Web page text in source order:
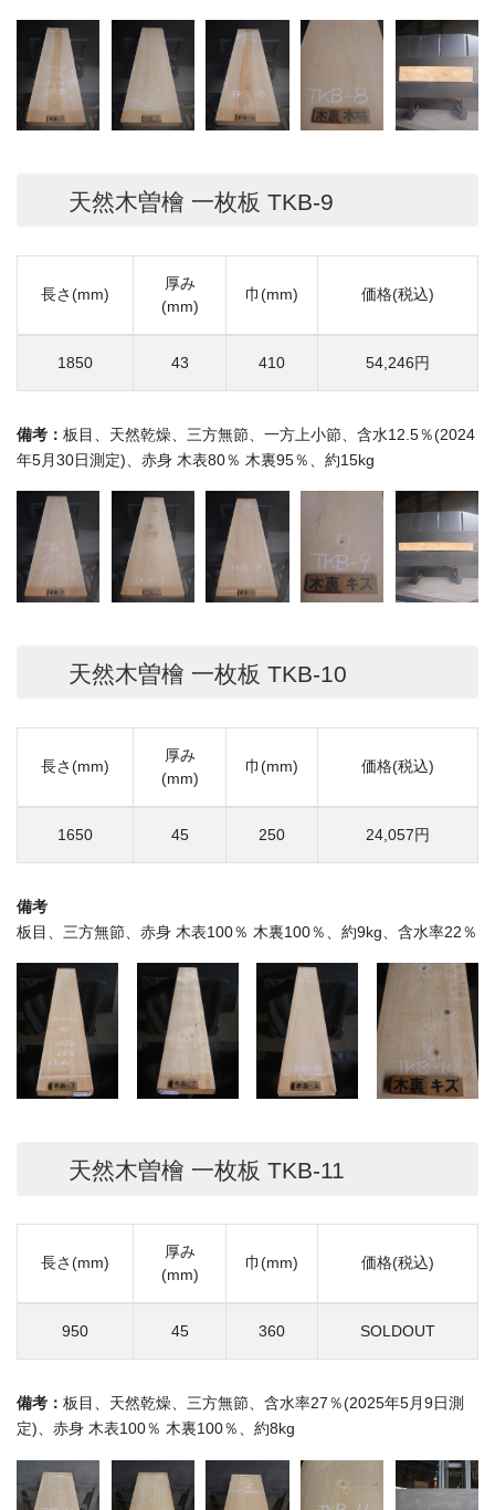
天然木曽檜 一枚板 TKB-9
長さ(mm)
厚み
(mm)
巾(mm) 価格(税込)
1850 43 410 54,246円
備考： 板目、天然乾燥、三方無節、一方上小節、含水12.5％(2024
年5月30日測定)、赤身 木表80％ 木裏95％、約15kg
天然木曽檜 一枚板 TKB-10
長さ(mm)
厚み
(mm)
巾(mm) 価格(税込)
1650 45 250 24,057円
備考
板目、三方無節、赤身 木表100％ 木裏100％、約9kg、含水率22％
天然木曽檜 一枚板 TKB-11
長さ(mm)
厚み
(mm)
巾(mm) 価格(税込)
950 45 360 SOLDOUT
備考： 板目、天然乾燥、三方無節、含水率27％(2025年5月9日測
定)、赤身 木表100％ 木裏100％、約8kg